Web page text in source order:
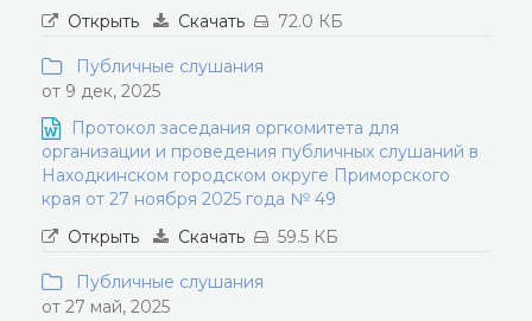
Открыть
Скачать 72.0 КБ
Публичные слушания
от 9 дек, 2025
Протокол заседания оргкомитета для
организации и проведения публичных слушаний в
Находкинском городском округе Приморского
края от 27 ноября 2025 года № 49
Открыть
Скачать 59.5 КБ
Публичные слушания
от 27 май, 2025